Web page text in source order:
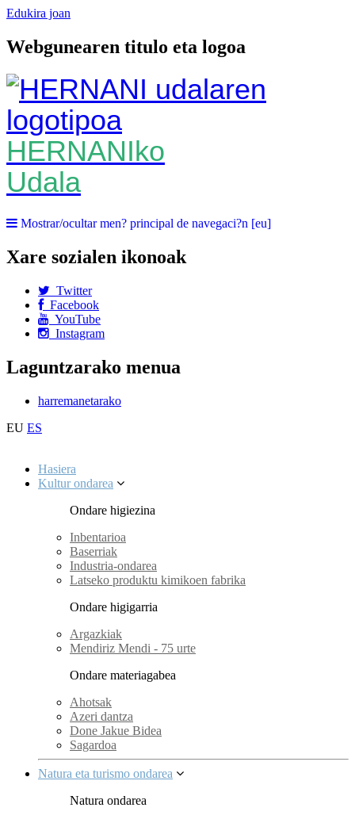
Edukira joan
Webgunearen titulo eta logoa
HERNANIko
Udala
Mostrar/ocultar men? principal de navegaci?n [eu]
Xare sozialen ikonoak
Twitter
Facebook
YouTube
Instagram
Laguntzarako menua
harremanetarako
EU ES
Hasiera
Kultur ondarea
Ondare higiezina
Inbentarioa
Baserriak
Industria-ondarea
Latseko produktu kimikoen fabrika
Ondare higigarria
Argazkiak
Mendiriz Mendi - 75 urte
Ondare materiagabea
Ahotsak
Azeri dantza
Done Jakue Bidea
Sagardoa
Natura eta turismo ondarea
Natura ondarea